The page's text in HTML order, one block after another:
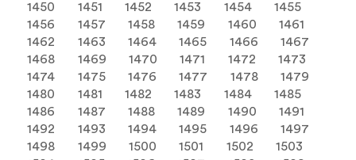
1450
1451 1452 1453 1454
1455
1456
1457 1458 1459 1460
1461
1462
1463 1464 1465 1466
1467
1468
1469 1470 1471 1472
1473
1474
1475 1476 1477 1478
1479
1480
1481 1482 1483 1484
1485
1486
1487 1488 1489 1490
1491
1492
1493 1494 1495 1496
1497
1498
1499 1500 1501 1502
1503